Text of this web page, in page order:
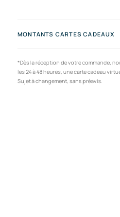
MONTANTS CARTES CADEAUX
*Dès la réception de votre commande,
les 24 à 48 heures, une carte cadeau
Sujet à changement, sans préavis.